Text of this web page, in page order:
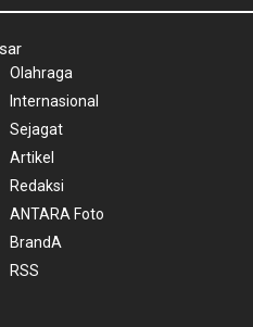
Olahraga
Internasional
Sejagat
Artikel
Redaksi
ANTARA Foto
BrandA
RSS